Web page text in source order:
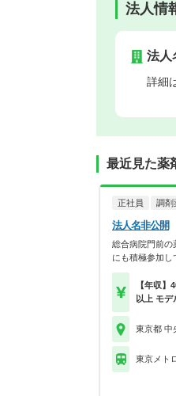
法人情
法人
詳細
最近見た薬
正社員 調剤
法人名非公開
総合病院門前の
にも積極参加し
【年収】
以上 モデ
東京都 中
東京メト